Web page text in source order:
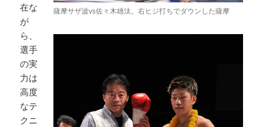
薩摩サザ波vs佐々木雄汰。右ヒジ打ちでダウンした薩摩
在な
が
ら、
選手
の実
力は
高度
なテ
クニ